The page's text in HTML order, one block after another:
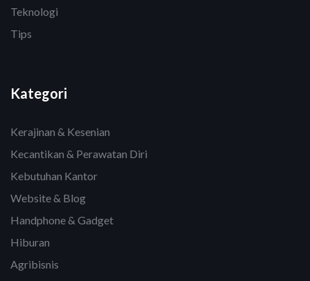
Teknologi
Tips
Kategori
Kerajinan & Kesenian
Kecantikan & Perawatan Diri
Kebutuhan Kantor
Website & Blog
Handphone & Gadget
Hiburan
Agribisnis